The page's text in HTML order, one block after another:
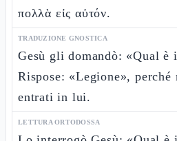
πολλὰ εἰς αὐτόν.
TRADUZIONE GNOSTICA
Gesù gli domandò: «Qual è
Rispose: «Legione»,
entrati in lui.
LETTURA ORTODOSSA